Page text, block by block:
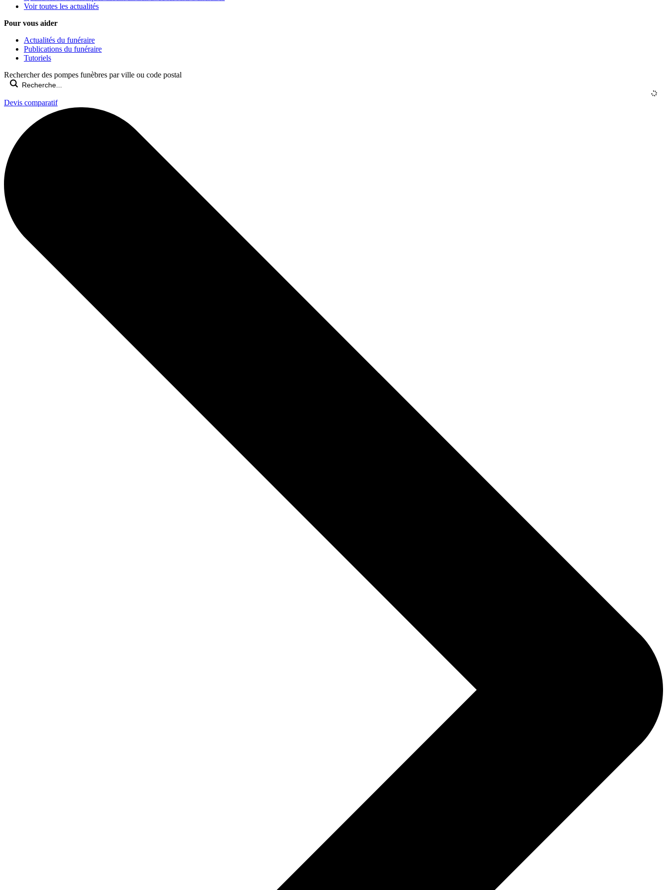
Voir toutes les actualités
Pour vous aider
Actualités du funéraire
Publications du funéraire
Tutoriels
Rechercher des pompes funèbres par ville ou code postal
Devis comparatif